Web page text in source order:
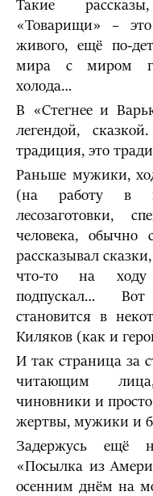
Такие
«Товарищи» –
живого, ещё по-
мира с миром
холода…
В «Стегнее и
легендой,
традиция, это
Раньше мужики,
(на работу в
лесозаготовки,
человека, обычно
рассказывал
что-то на ходу
подпускал…
становится в
Киляков (как и
И так страница за
читающим
чиновники и
жертвы, мужики и
Задержусь ещё
«Посылка из
осенним днём на